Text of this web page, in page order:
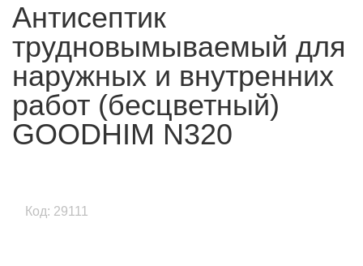
Антисептик
трудновымываемый для
наружных и внутренних
работ (бесцветный)
GOODHIM N320
Код: 29111